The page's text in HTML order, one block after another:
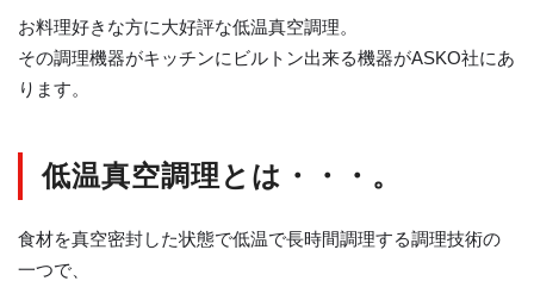
お料理好きな方に大好評な低温真空調理。
その調理機器がキッチンにビルトン出来る機器がASKO社にあ
ります。
低温真空調理とは・・・。
食材を真空密封した状態で低温で長時間調理する調理技術の
一つで、